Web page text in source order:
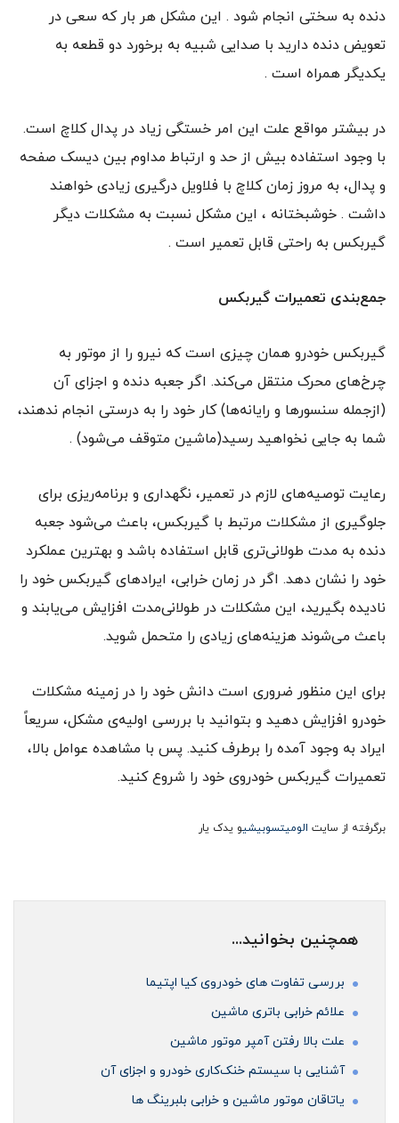
دنده به سختی انجام شود . این مشکل هر بار که سعی در
تعویض دنده دارید با صدایی شبیه ‌به برخورد دو قطعه به
یکدیگر همراه است .
در بیشتر مواقع علت این امر خستگی زیاد در پدال کلاچ است.
با وجود استفاده بیش از حد و ارتباط مداوم بین دیسک صفحه
و پدال، به مروز زمان کلاچ با فلاویل درگیری زیادی خواهند
داشت . خوشبختانه ، این مشکل نسبت به مشکلات دیگر
گیربکس به راحتی قابل تعمیر است .‎
جمع‌بندی تعمیرات گیربکس
گیربکس خودرو همان چیزی است که نیرو را از موتور به
چرخ‌های محرک منتقل می‌کند. اگر جعبه دنده و اجزای آن
(ازجمله سنسورها و رایانه‌ها) کار خود را به درستی انجام ندهند،
شما به جایی نخواهید رسید(ماشین متوقف می‌شود) .
رعایت توصیه‌های لازم در تعمیر، نگهداری و برنامه‌ریزی برای
جلوگیری از مشکلات مرتبط با گیربکس، باعث می‌شود جعبه
دنده به مدت طولانی‌تری قابل استفاده باشد و بهترین عملکرد
خود را نشان دهد. اگر در زمان خرابی، ایرادهای گیربکس خود را
نادیده بگیرید، این مشکلات در طولانی‌مدت افزایش می‌یابند و
باعث می‌شوند هزینه‌های زیادی را متحمل شوید.
برای این منظور ضروری است دانش خود را در زمینه مشکلات
خودرو افزایش دهید و بتوانید با بررسی اولیه‌ی مشکل، سریعاً
ایراد به وجود آمده را برطرف کنید. پس با مشاهده عوامل بالا،
تعمیرات گیربکس خودروی خود را شروع کنید.
برگرفته از سایت الومیتسوبیشیو یدک یار
همچنین بخوانید...
بررسی تفاوت های خودروی کیا اپتیما
علائم خرابی باتری ماشین
علت بالا رفتن آمپر موتور ماشین
آشنایی با سیستم خنک‌کاری خودرو و اجزای آن
ياتاقان موتور ماشین و خرابی بلبرینگ ها